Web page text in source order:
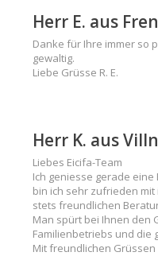
Herr E. aus
Danke für Ihre immer so
gewaltig.
Liebe Grüsse R. E.
Herr K. aus
Liebes Eicifa-Team
Ich geniesse gerade eine
bin ich sehr zufrieden mit
stets freundlichen
Man spürt bei Ihnen den
Familienbetriebs und die
Mit freundlichen Grüssen